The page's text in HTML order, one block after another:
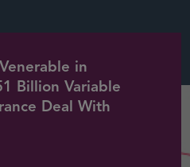
in
Billion Variable
Deal With